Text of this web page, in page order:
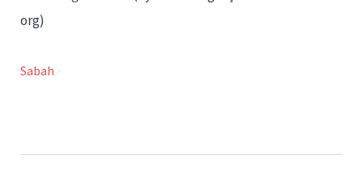
org)
Sabah